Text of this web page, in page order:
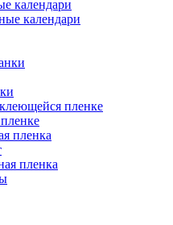
календари
календари
пленке
пленка
пленка